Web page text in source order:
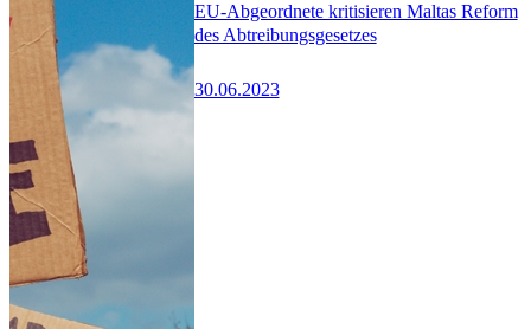
EU-Abgeordnete kritisieren Maltas Reform
des Abtreibungsgesetzes
30.06.2023